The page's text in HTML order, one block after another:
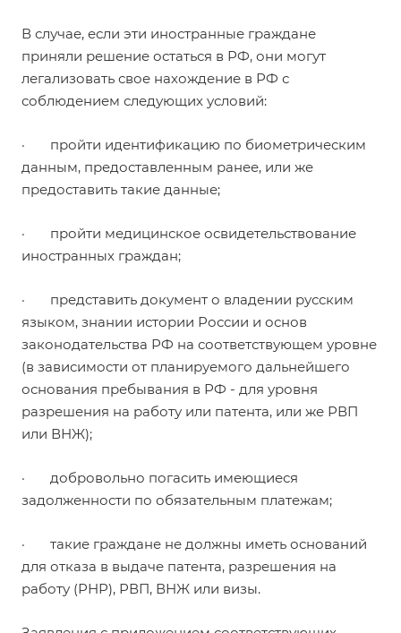
В случае, если эти иностранные граждане
приняли решение остаться в РФ, они могут
легализовать свое нахождение в РФ с
соблюдением следующих условий:
· пройти идентификацию по биометрическим
данным, предоставленным ранее, или же
предоставить такие данные;
· пройти медицинское освидетельствование
иностранных граждан;
· представить документ о владении русским
языком, знании истории России и основ
законодательства РФ на соответствующем уровне
(в зависимости от планируемого дальнейшего
основания пребывания в РФ - для уровня
разрешения на работу или патента, или же РВП
или ВНЖ);
· добровольно погасить имеющиеся
задолженности по обязательным платежам;
· такие граждане не должны иметь оснований
для отказа в выдаче патента, разрешения на
работу (РНР), РВП, ВНЖ или визы.